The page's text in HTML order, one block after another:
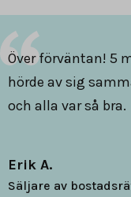
Över förväntan! 5
hörde av sig
och alla var så bra.
Erik A.
Säljare av